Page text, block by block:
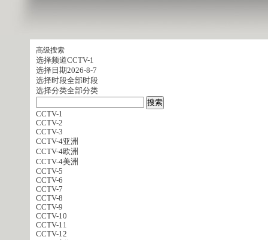
高级搜索
选择频道CCTV-1
选择日期2026-8-7
选择时段全部时段
选择分类全部分类
CCTV-1
CCTV-2
CCTV-3
CCTV-4亚洲
CCTV-4欧洲
CCTV-4美洲
CCTV-5
CCTV-6
CCTV-7
CCTV-8
CCTV-9
CCTV-10
CCTV-11
CCTV-12